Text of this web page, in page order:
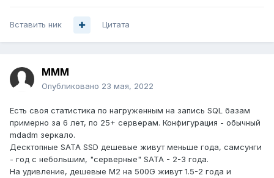
Вставить ник Цитата
MMM
Опубликовано 23 мая, 2022
Есть своя статистика по нагруженным на запись SQL базам
примерно за 6 лет, по 25+ серверам. Конфигурация - обычный
mdadm зеркало.
Десктопные SATA SSD дешевые живут меньше года, самсунги
- год с небольшим, "серверные" SATA - 2-3 года.
На удивление, дешевые M2 на 500G живут 1.5-2 года и